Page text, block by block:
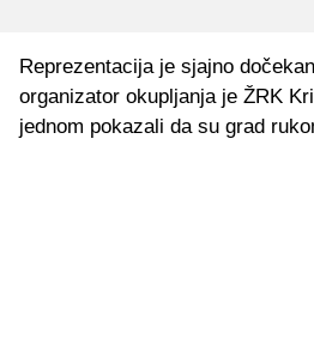
Reprezentacija je sjajno
organizator okupljanja je ŽRK
jednom pokazali da su grad